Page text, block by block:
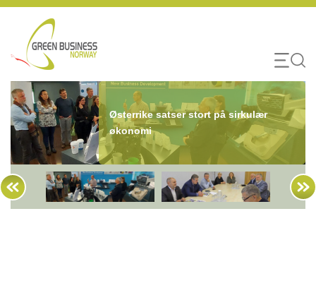
Skip
content
Østerrike satser stort på sirkulær
økonomi